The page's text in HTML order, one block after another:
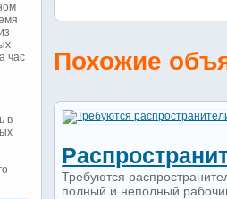
Похожие
Требуются
полный и неполный
час
в